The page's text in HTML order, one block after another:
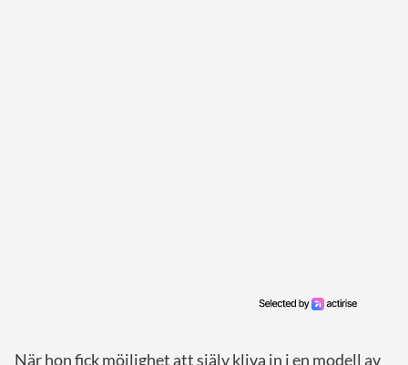
När hon fick möjlighet att själv kliva in i en modell av